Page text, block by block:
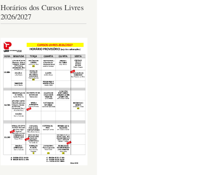
Horários dos Cursos Livres
2026/2027